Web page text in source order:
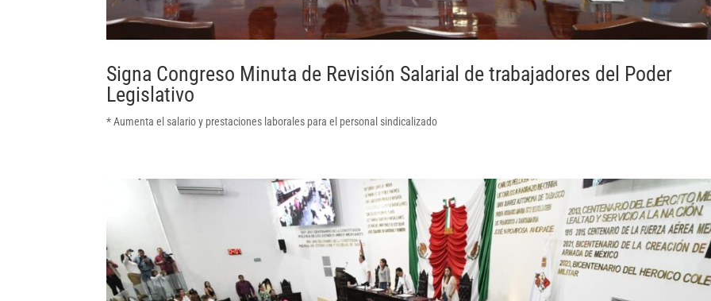
Signa Congreso Minuta de Revisión Salarial de trabajadores del Poder
Legislativo
* Aumenta el salario y prestaciones laborales para el personal sindicalizado